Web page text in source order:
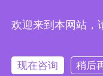
无轨悬浮折叠门
工业悬
欢迎来到本网站，
现在咨询 稍后